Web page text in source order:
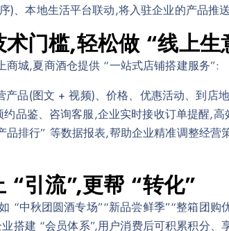
、本地生活平台联动,将入驻企业的产品推送
门槛,轻松做 “线上生
城,夏商酒仓提供 “一站式店铺搭建服务”:
产品(图文 + 视频)、价格、优惠活动、到店
品鉴、咨询客服,企业实时接收订单提醒,
排行” 等数据报表,帮助企业精准调整经营
引流”,更帮 “转化”
“中秋团圆酒专场”“新品尝鲜季”“整箱团
搭建 “会员体系”,用户消费后可积累积分